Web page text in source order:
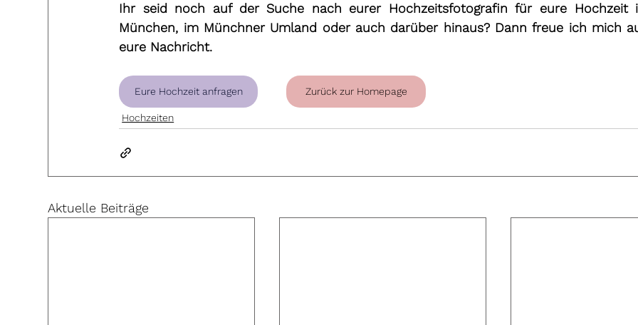
Ihr seid noch auf der Suche nach eurer Hochzeitsfotografin für eure Hochzeit
München, im Münchner Umland oder auch darüber hinaus? Dann freue ich mich
eure Nachricht.
Eure Hochzeit anfragen Zurück zur Homepage
Hochzeiten
Aktuelle Beiträge